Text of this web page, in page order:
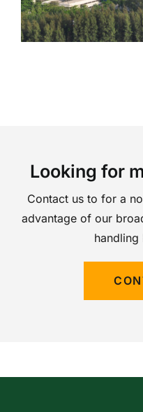
Looking for
Contact us to for a
advantage of our
handling